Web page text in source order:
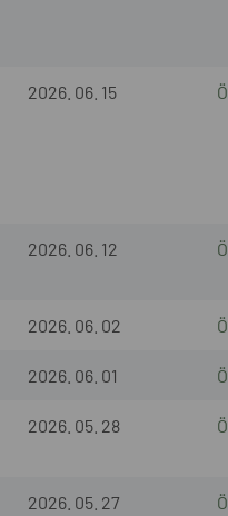
2026. 06. 15
2026. 06. 12
2026. 06. 02
2026. 06. 01
2026. 05. 28
2026. 05. 27